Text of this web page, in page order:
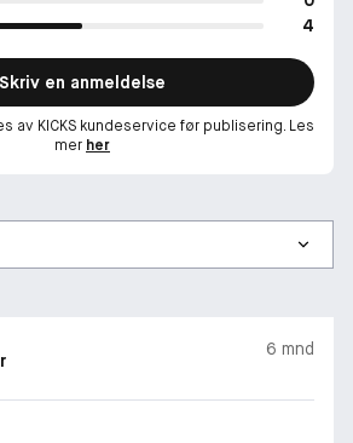
4
Skriv en anmeldelse
av KICKS kundeservice før publisering. Les
mer her
6 mnd